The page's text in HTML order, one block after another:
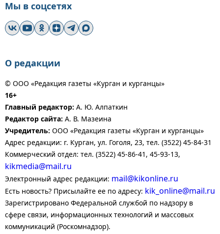
Мы в соцсетях
О редакции
© ООО «Редакция газеты «Курган и курганцы»
16+
Главный редактор: А. Ю. Алпаткин
Редактор сайта: А. В. Мазеина
Учредитель: ООО «Редакция газеты «Курган и курганцы»
Адрес редакции: г. Курган, ул. Гоголя, 23, тел. (3522) 45-84-31
Коммерческий отдел: тел. (3522) 45-86-41, 45-93-13,
kikmedia@mail.ru
Электронный адрес редакции: mail@kikonline.ru
Есть новость? Присылайте ее по адресу: kik_online@mail.ru
Зарегистрировано Федеральной службой по надзору в
сфере связи, информационных технологий и массовых
коммуникаций (Роскомнадзор).